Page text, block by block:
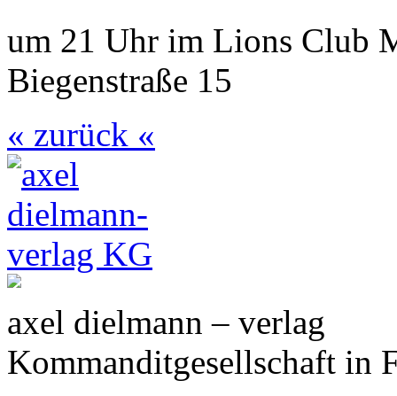
um 21 Uhr im Lions Club
Biegenstraße 15
« zurück «
axel dielmann – verlag
Kommanditgesellschaft in